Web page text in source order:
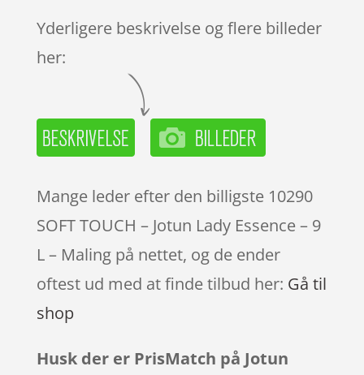
Yderligere beskrivelse og flere billeder
her:
Mange leder efter den billigste 10290
SOFT TOUCH – Jotun Lady Essence – 9
L – Maling på nettet, og de ender
oftest ud med at finde tilbud her: Gå til
shop
Husk der er PrisMatch på Jotun